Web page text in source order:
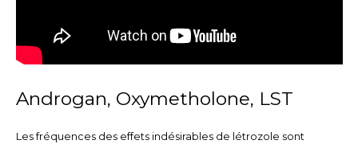
Androgan, Oxymetholone, LST
Les fréquences des effets indésirables de létrozole sont